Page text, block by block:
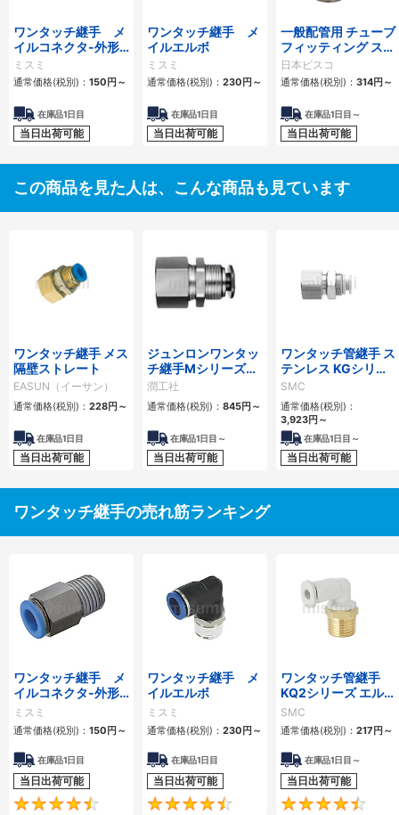
ワンタッチ継手 メ
イルコネクタ-外形
六角タイプ-
ミスミ
通常価格(税別)： 150円～
在庫品1日目
当日出荷可能
ワンタッチ継手 メ
イルエルボ
ミスミ
通常価格(税別)： 230円～
在庫品1日目
当日出荷可能
一般配管用 チューブ
フィッティング スト
レート
日本ピスコ
通常価格(税別)： 314円～
在庫品1日目～
当日出荷可能
この商品を見た人は、こんな商品も見ています
ワンタッチ継手 メス
隔壁ストレート
EASUN（イーサン）
通常価格(税別)： 228円～
在庫品1日目
当日出荷可能
ジュンロンワンタッ
チ継手Mシリーズ
（一般配管用）隔壁
メスユニオン
潤工社
通常価格(税別)： 845円～
在庫品1日目～
当日出荷可能
ワンタッチ管継手 ス
テンレス KGシリー
ズ 隔壁用メスユニオ
ン KGE
SMC
通常価格(税別)：
3,923円～
在庫品1日目～
当日出荷可能
ワンタッチ継手の売れ筋ランキング
ワンタッチ継手 メ
イルコネクタ-外形
六角タイプ-
ミスミ
通常価格(税別)： 150円～
在庫品1日目
当日出荷可能
4.6
ワンタッチ継手 メ
イルエルボ
ミスミ
通常価格(税別)： 230円～
在庫品1日目
当日出荷可能
4.6
ワンタッチ管継手
KQ2シリーズ エルボ
ユニオン KQ2L（シ
ール剤・シール剤無
し）
SMC
通常価格(税別)： 217円～
在庫品1日目～
当日出荷可能